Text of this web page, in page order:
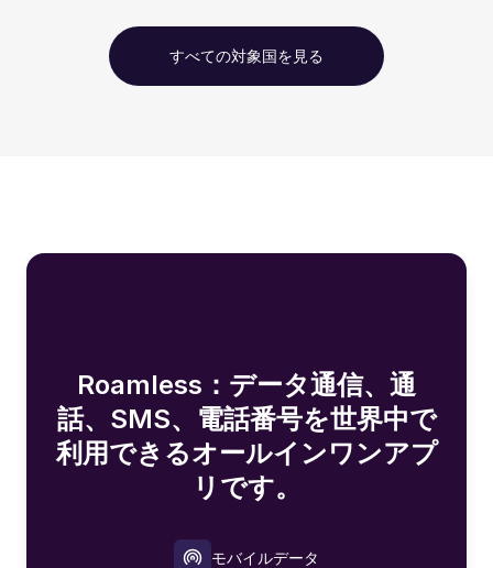
すべての対象国を見る
Roamless：データ通信、通
話、SMS、電話番号を世界中で
利用できるオールインワンアプ
リです。
モバイルデータ